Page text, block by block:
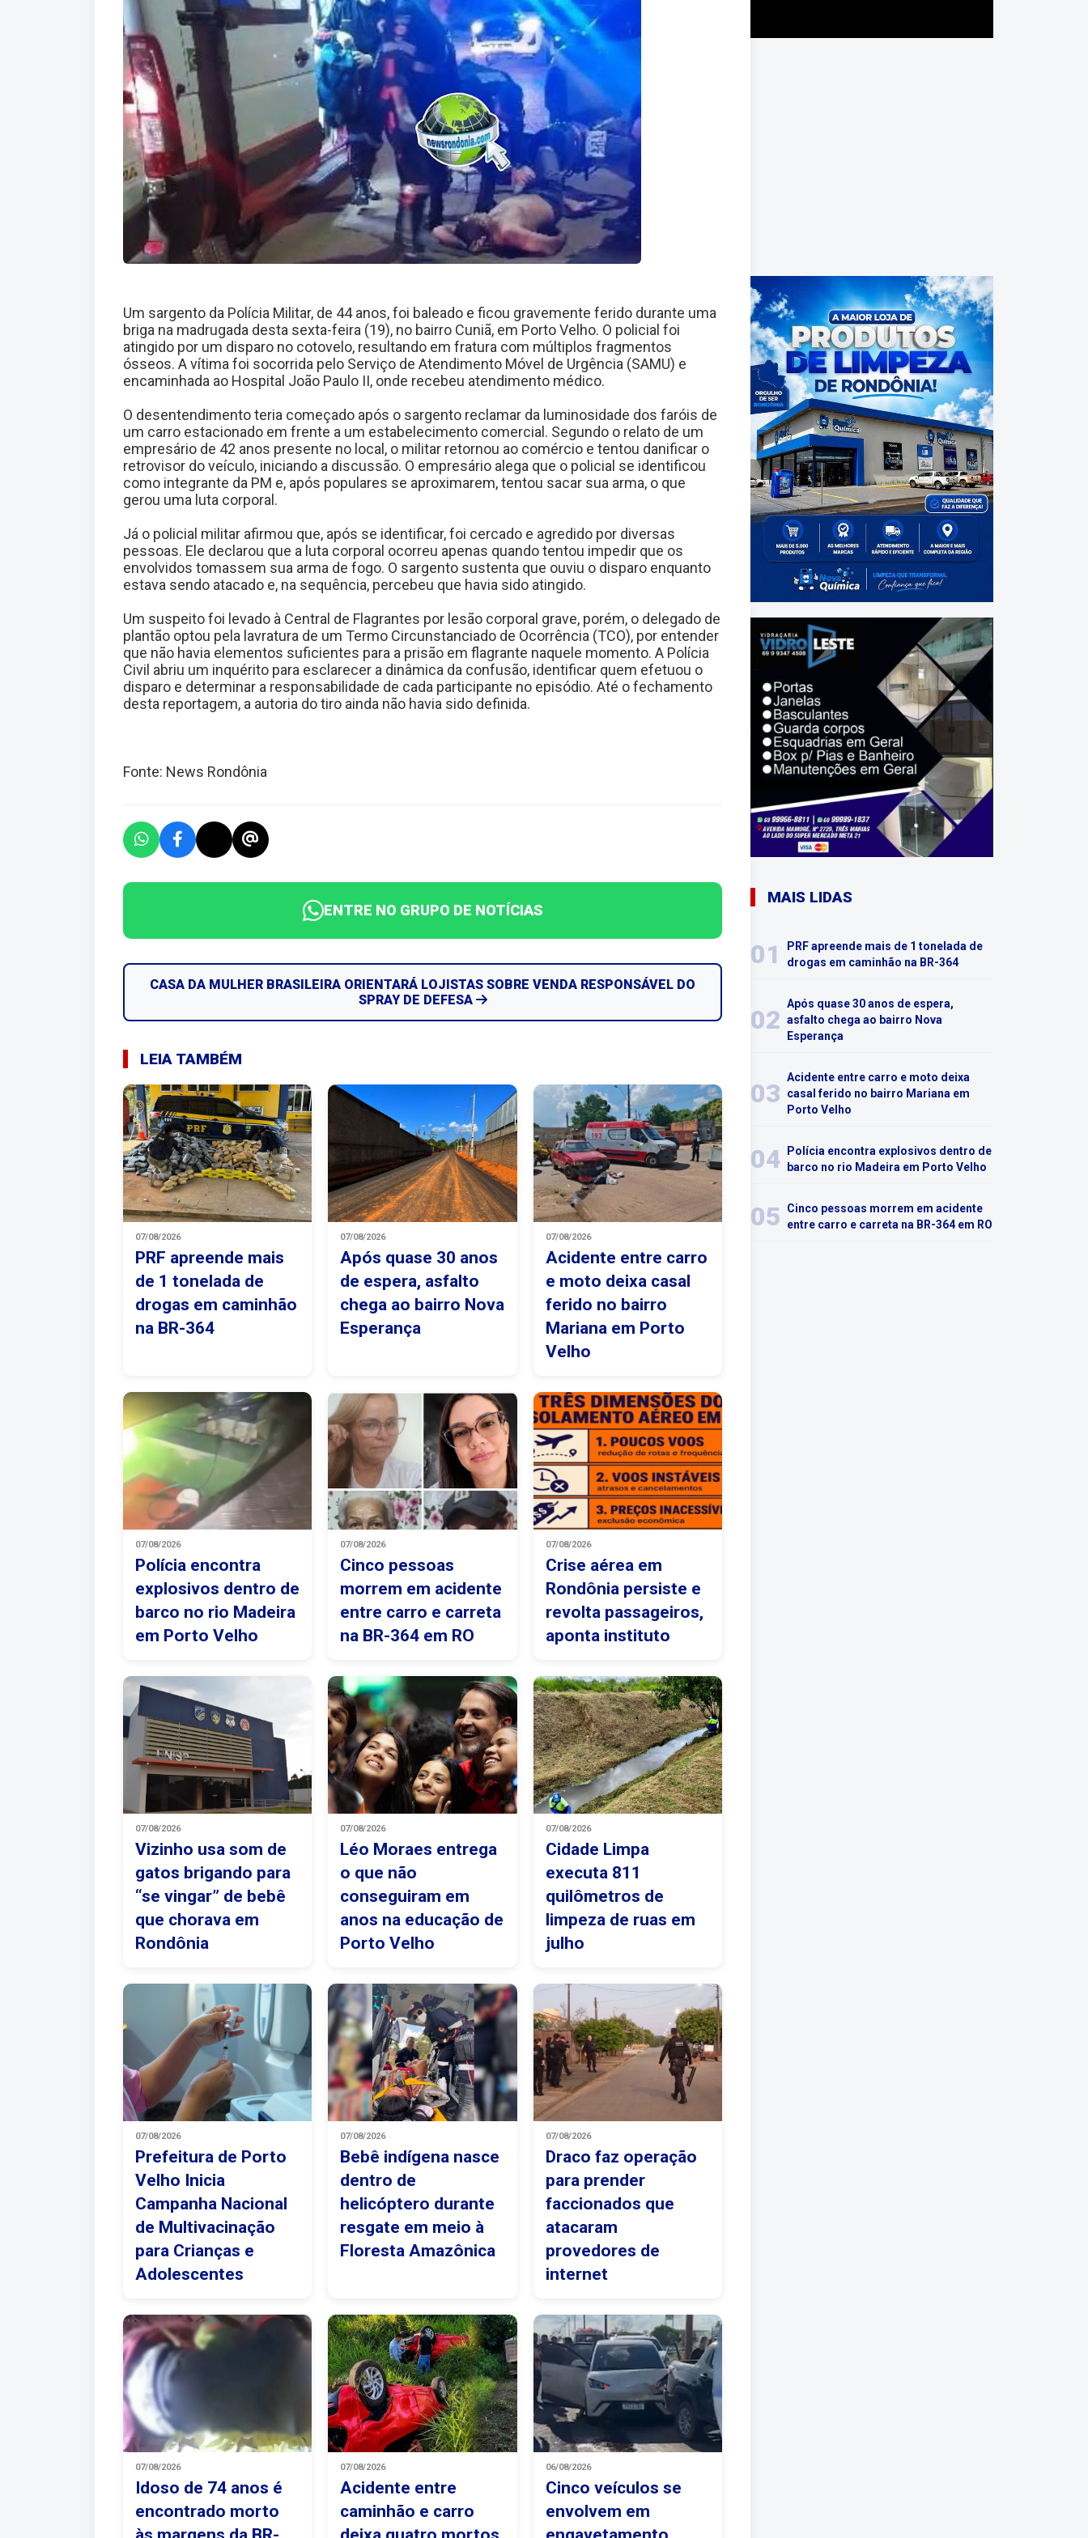
Um sargento da Polícia Militar, de 44 anos, foi baleado e ficou gravemente ferido durante uma
briga na madrugada desta sexta-feira (19), no bairro Cuniã, em Porto Velho. O policial foi
atingido por um disparo no cotovelo, resultando em fratura com múltiplos fragmentos
ósseos. A vítima foi socorrida pelo Serviço de Atendimento Móvel de Urgência (SAMU) e
encaminhada ao Hospital João Paulo II, onde recebeu atendimento médico.
O desentendimento teria começado após o sargento reclamar da luminosidade dos faróis de
um carro estacionado em frente a um estabelecimento comercial. Segundo o relato de um
empresário de 42 anos presente no local, o militar retornou ao comércio e tentou danificar o
retrovisor do veículo, iniciando a discussão. O empresário alega que o policial se identificou
como integrante da PM e, após populares se aproximarem, tentou sacar sua arma, o que
gerou uma luta corporal.
Já o policial militar afirmou que, após se identificar, foi cercado e agredido por diversas
pessoas. Ele declarou que a luta corporal ocorreu apenas quando tentou impedir que os
envolvidos tomassem sua arma de fogo. O sargento sustenta que ouviu o disparo enquanto
estava sendo atacado e, na sequência, percebeu que havia sido atingido.
Um suspeito foi levado à Central de Flagrantes por lesão corporal grave, porém, o delegado de
plantão optou pela lavratura de um Termo Circunstanciado de Ocorrência (TCO), por entender
que não havia elementos suficientes para a prisão em flagrante naquele momento. A Polícia
Civil abriu um inquérito para esclarecer a dinâmica da confusão, identificar quem efetuou o
disparo e determinar a responsabilidade de cada participante no episódio. Até o fechamento
desta reportagem, a autoria do tiro ainda não havia sido definida.
Fonte: News Rondônia
ENTRE NO GRUPO DE NOTÍCIAS
CASA DA MULHER BRASILEIRA ORIENTARÁ LOJISTAS SOBRE VENDA RESPONSÁVEL DO
SPRAY DE DEFESA
LEIA TAMBÉM
07/08/2026
PRF apreende mais
de 1 tonelada de
drogas em caminhão
na BR-364
07/08/2026
Após quase 30 anos
de espera, asfalto
chega ao bairro Nova
Esperança
07/08/2026
Acidente entre carro
e moto deixa casal
ferido no bairro
Mariana em Porto
Velho
07/08/2026
Polícia encontra
explosivos dentro de
barco no rio Madeira
em Porto Velho
07/08/2026
Cinco pessoas
morrem em acidente
entre carro e carreta
na BR-364 em RO
07/08/2026
Crise aérea em
Rondônia persiste e
revolta passageiros,
aponta instituto
07/08/2026
Vizinho usa som de
gatos brigando para
“se vingar” de bebê
que chorava em
Rondônia
07/08/2026
Léo Moraes entrega
o que não
conseguiram em
anos na educação de
Porto Velho
07/08/2026
Cidade Limpa
executa 811
quilômetros de
limpeza de ruas em
julho
07/08/2026
Prefeitura de Porto
Velho Inicia
Campanha Nacional
de Multivacinação
para Crianças e
Adolescentes
07/08/2026
Bebê indígena nasce
dentro de
helicóptero durante
resgate em meio à
Floresta Amazônica
07/08/2026
Draco faz operação
para prender
faccionados que
atacaram
provedores de
internet
07/08/2026
Idoso de 74 anos é
encontrado morto
07/08/2026
Acidente entre
caminhão e carro
06/08/2026
Cinco veículos se
envolvem em
MAIS LIDAS
01
PRF apreende mais de 1 tonelada de
drogas em caminhão na BR-364
02
Após quase 30 anos de espera,
asfalto chega ao bairro Nova
Esperança
03
Acidente entre carro e moto deixa
casal ferido no bairro Mariana em
Porto Velho
04
Polícia encontra explosivos dentro de
barco no rio Madeira em Porto Velho
05
Cinco pessoas morrem em acidente
entre carro e carreta na BR-364 em RO